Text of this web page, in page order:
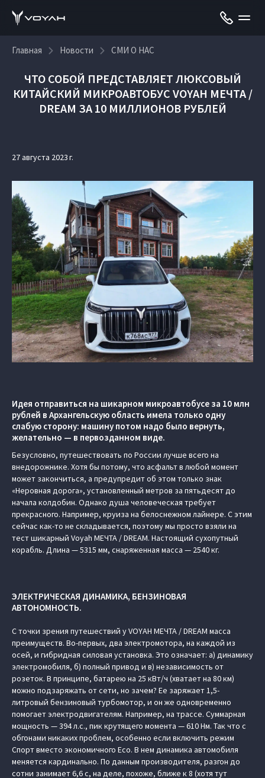
Главная Новости СМИ О НАС
ЧТО СОБОЙ ПРЕДСТАВЛЯЕТ ЛЮКСОВЫЙ
КИТАЙСКИЙ МИКРОАВТОБУС VOYAH МЕЧТА /
DREAM ЗА 10 МИЛЛИОНОВ РУБЛЕЙ
27 августа 2023 г.
Идея отправиться на шикарном микроавтобусе за 10 млн
рублей в Архангельскую область имела только одну
слабую сторону: машину потом надо было вернуть,
желательно — в первозданном виде.
Безусловно, путешествовать по России лучше всего на
внедорожнике. Хотя бы потому, что асфальт в любой момент
может закончиться, а предупредит об этом только знак
«Неровная дорога», установленный метров за пятьдесят до
начала колдобин. Однако душа человеческая требует
прекрасного. Например, круиза на белоснежном лайнере. С этим
сейчас как-то не складывается, поэтому мы просто взяли на
тест шикарный Voyah МЕЧТА / DREAM. Настоящий сухопутный
корабль. Длина — 5315 мм, снаряженная масса — 2540 кг.
ЭЛЕКТРИЧЕСКАЯ ДИНАМИКА, БЕНЗИНОВАЯ
АВТОНОМНОСТЬ.
С точки зрения путешествий у VOYAH МЕЧТА / DREAM масса
преимуществ. Во-первых, два электромотора, на каждой из
осей, и гибридная силовая установка. Это означает: а) динамику
электромобиля, б) полный привод и в) независимость от
розеток. В принципе, батарею на 25 кВт/ч (хватает на 80 км)
можно подзаряжать от сети, но зачем? Ее заряжает 1,5-
литровый бензиновый турбомотор, и он же одновременно
помогает электродвигателям. Например, на трассе. Суммарная
мощность — 394 л.с., пик крутящего момента — 610 Нм. Так что с
обгонами никаких проблем, особенно если включить режим
Спорт вместо экономичного Eco. В нем динамика автомобиля
меняется кардинально. По данным производителя, разгон до
сотни занимает 6,6 с, на деле, похоже, ближе к 8 (хотя тут